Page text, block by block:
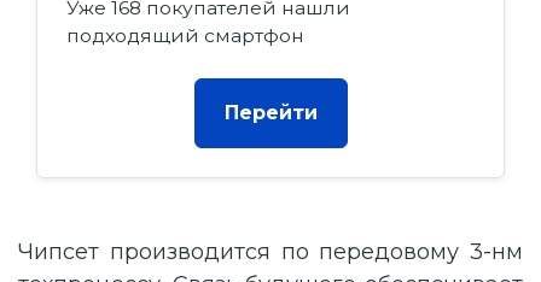
Уже 168 покупателей нашли
подходящий смартфон
Перейти
Чипсет производится по передовому 3-нм